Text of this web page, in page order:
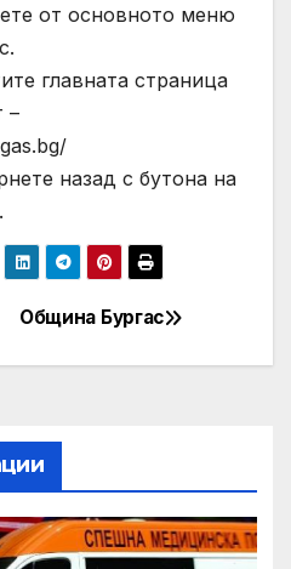
от основното меню
главната страница
–
назад с бутона на
Община Бургас